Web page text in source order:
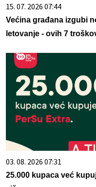
15. 07. 2026 07:44
Većina građana izgubi
letovanje - ovih 7
03. 08. 2026 07:31
25.000 kupaca već